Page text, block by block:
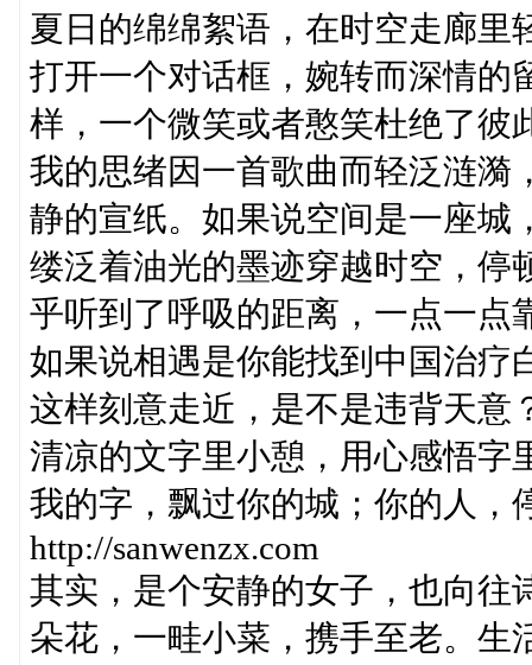
夏日的绵绵絮语，在时空走廊里
打开一个对话框，婉转而深情的
样，一个微笑或者憨笑杜绝了彼
我的思绪因一首歌曲而轻泛涟漪
静的宣纸。如果说空间是一座城
缕泛着油光的墨迹穿越时空，停
乎听到了呼吸的距离，一点一点
如果说相遇是你能找到中国治疗
这样刻意走近，是不是违背天意
清凉的文字里小憩，用心感悟字
我的字，飘过你的城；你的人，
http://sanwenzx.com
其实，是个安静的女子，也向往
朵花，一畦小菜，携手至老。生